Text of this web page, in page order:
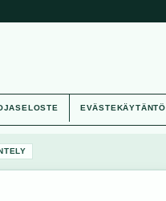
EVÄSTEKÄYTÄNTÖ